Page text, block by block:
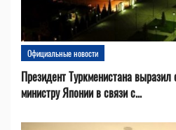
Официальные новости
Президент Туркменистана
министру Японии в связи с...